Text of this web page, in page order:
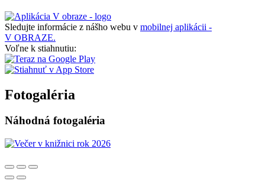
Sledujte informácie z nášho webu v mobilnej aplikácii -
V OBRAZE.
Voľne k stiahnutiu:
Fotogaléria
Náhodná fotogaléria